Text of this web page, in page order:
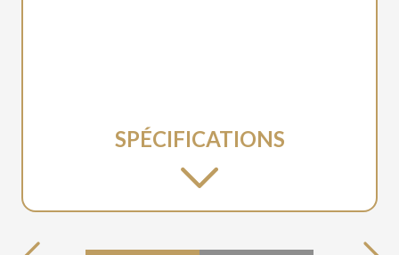
SPÉCIFICATIONS